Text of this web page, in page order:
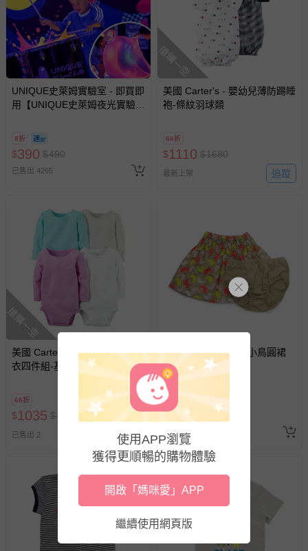
相關的退換貨辦理流程，可詳見： 退換貨 & 退款問題
其他常見問題：
運送服務：目前提供的運送僅限台灣本島。如您位於離島地
區，可能會無法配送，或須依據商品需加收離島運費。廠商
費用，可能會另需加收。
商品實際的配達日期，可於訂單個人資料內的查詢訂單內，
已出貨通知之訊息為主。
若您對於會員帳號、商品訂購與資訊、購物流程、付款方
式、折價券與購物金的使用、退貨及商品運送方式等有疑
問，你可詳見：
預購商品：預購為海外同步代購，遇缺貨即會通知媽咪並協
商品如因「價格、組合」等錯誤原因，導致無法安排出貨，
會主動以簡訊及mail通知訂單取消事宜，並將提供適當補
償。
UNIQUE史萊姆實驗室 - 即買即
用【UNIQUE史萊姆夜光實驗室
人小孩均一價(3歲以上需購票))
8折
$390 $490
已售出 4265
搶購一空
美國 Carter's - 嬰幼兒薄防踢睡
袍-條紋羽球類
66折
$1110 $1680
最新上架 追蹤
搶購一空
美國 Carter's - 嬰幼兒長袖包屁
衣四件組-基本四色1
66折
$1035 $1580
已售出 2 追蹤
美國 Carter's - 可愛小鳥圓裙
(18 M)
78折
$690
最新上架
使用APP瀏覽
獲得更順暢的購物體驗
開啟「媽咪愛」APP
繼續使用網頁版